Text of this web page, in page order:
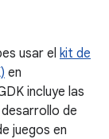
usar el kit de
en
incluye las
de
juegos en